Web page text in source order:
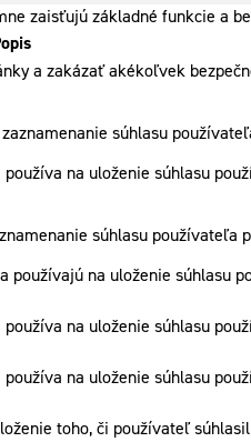
zaisťujú základné funkcie a
a zakázať akékoľvek
súhlasu
na uloženie súhlasu
súhlasu používateľa
používajú na uloženie súhlasu
na uloženie súhlasu
na uloženie súhlasu
toho, či používateľ